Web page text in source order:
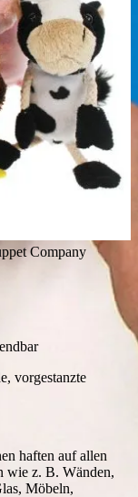
Company
vorgestanzte
haften auf allen
wie z. B. Wänden,
Möbeln,